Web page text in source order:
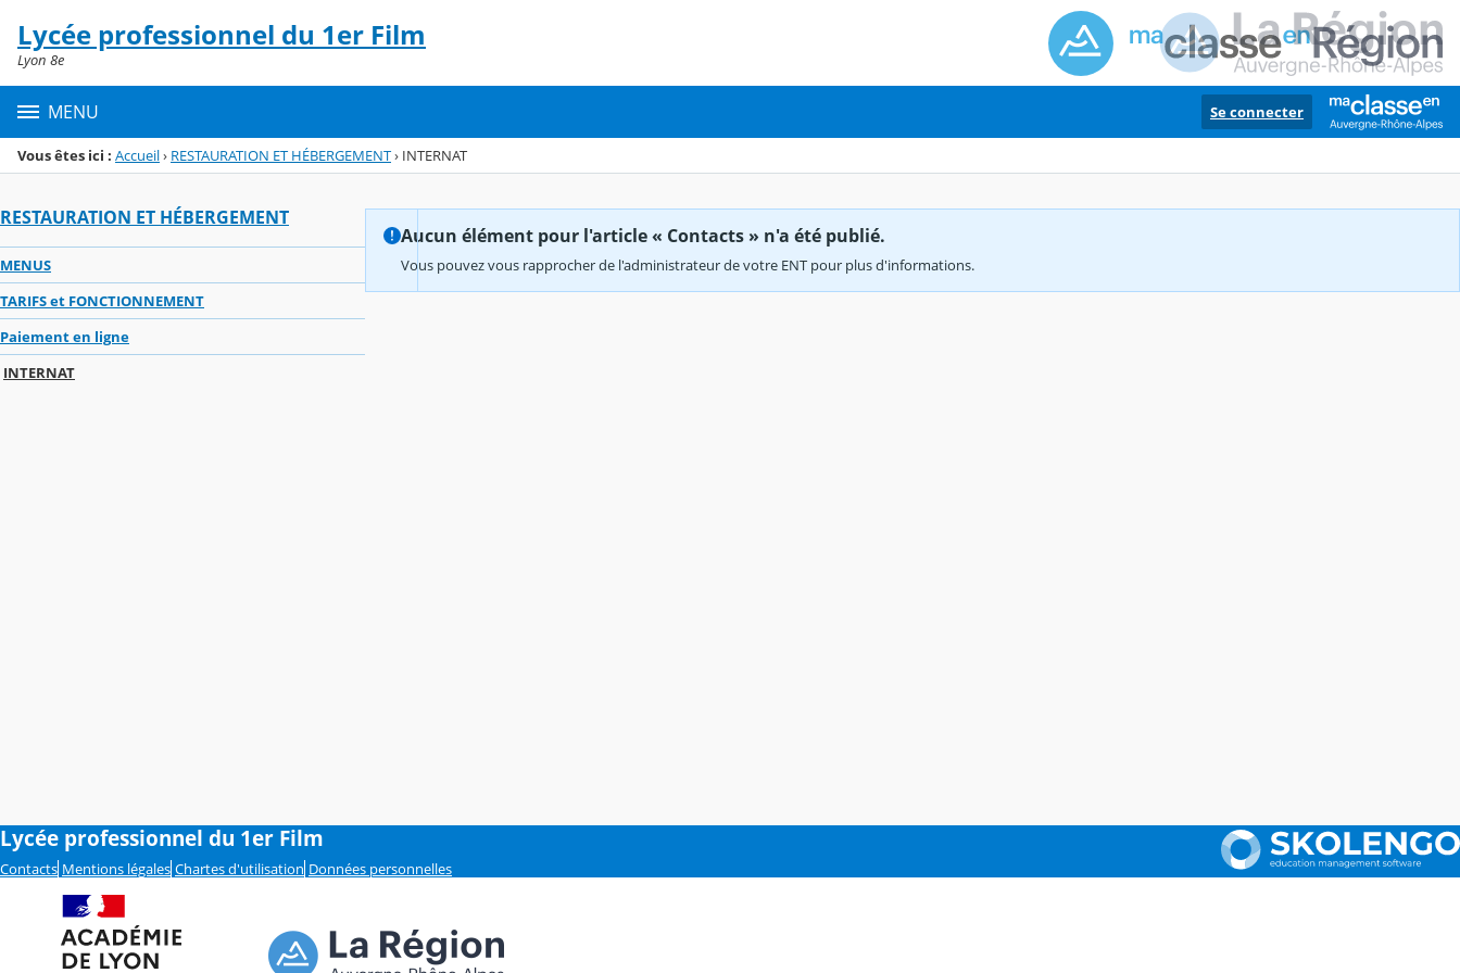
Menu de la rubrique
Contenu
Lycée professionnel du 1er Film
Lyon 8e
MENU Se connecter
Vous êtes ici : Accueil› RESTAURATION ET HÉBERGEMENT› INTERNAT
RESTAURATION ET HÉBERGEMENT
MENUS
TARIFS et FONCTIONNEMENT
Paiement en ligne
INTERNAT
Aucun élément pour l'article « Contacts » n'a été publié.
Vous pouvez vous rapprocher de l'administrateur de votre ENT pour plus d'informations.
Lycée professionnel du 1er Film
Contacts Mentions légales Chartes d'utilisation Données personnelles